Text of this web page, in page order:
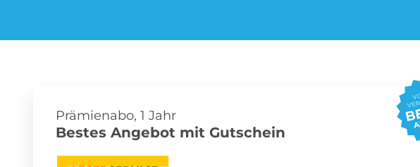
Sprachlern App Abo Streaming Abo
Prämienabo, 1 Jahr
Bestes Angebot mit Gutschein